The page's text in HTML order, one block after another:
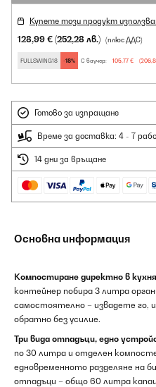
Купете този продукт
128,99 € (252,28 лв.) (плюс ДДС)
FULLSWING18 -18% С ваучер: 105,77 €
Готово за изпращане
Време за доставка: 4 - 7
14 дни за връщане
Основна информация
Компостиране директно в
контейнер побира 3 литра
самостоятелно – извадете го,
обратно без усилие.
Три вида отпадъци, едно
по 30 литра и отделен
едновременното разделяне на
отпадъци – общо 60 литра